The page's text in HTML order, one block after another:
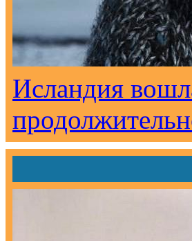
Исландия